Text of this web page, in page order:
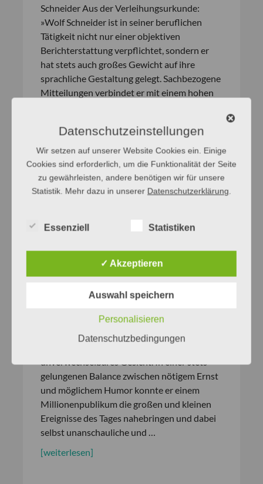
Schneider Aus der Verleihungsurkunde:
»Wolf Schneider ist in seiner beruflichen
Tätigkeit nicht nur einer objektiven
Berichterstattung verpflichtet, sondern er
hat stets auch großes Gewicht auf ihre
sprachliche Gestaltung gelegt. Sachbezogene
Mitteilungen verbindet er mit einem hohen
der deutschen Sprache hat ihn …
[weiterlesen]
Ausschnitt aus der
Begründungsurkunde
Medienpreis für Sprachkultur: Hanns
Joachim Friedrichs Aus der
Moderator von Fernsehnachrichten und -
kommentaren gab Hanns Joachim dieser
Form der Informationsvermittlung ein
unverwechselbares Gesicht. In einer stets
gelungenen Balance zwischen nötigem Ernst
und möglichem Humor konnte er einem
Millionenpublikum die großen und kleinen
Ereignisse des Tages nahebringen und dabei
selbst unanschauliche und …
[weiterlesen]
Datenschutzeinstellungen
Wir setzen auf unserer Website Cookies ein. Einige
Cookies sind erforderlich, um die Funktionalität der Seite
zu gewährleisten, andere benötigen wir für unsere
Statistik. Mehr dazu in unserer Datenschutzerklärung.
Essenziell Statistiken
✓ Akzeptieren
Auswahl speichern
Personalisieren
Datenschutzbedingungen